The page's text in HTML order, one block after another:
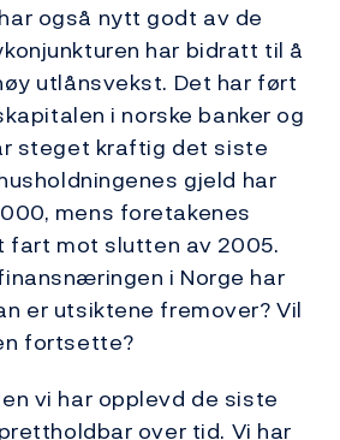
også nytt godt av de
har bidratt til å
utlånsvekst. Det har ført
i norske banker og
steget kraftig det siste
gjeld har
mens foretakenes
fart mot slutten av 2005.
i Norge har
er utsiktene fremover? Vil
fortsette?
vi har opplevd de siste
over tid. Vi har